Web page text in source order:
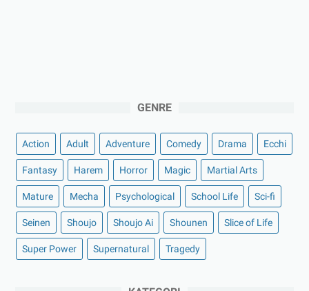
GENRE
Action Adult Adventure Comedy Drama Ecchi
Fantasy Harem Horror Magic Martial Arts
Mature Mecha Psychological School Life Sci-fi
Seinen Shoujo Shoujo Ai Shounen Slice of Life
Super Power Supernatural Tragedy